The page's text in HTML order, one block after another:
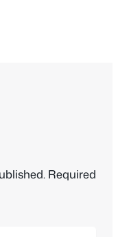
Required